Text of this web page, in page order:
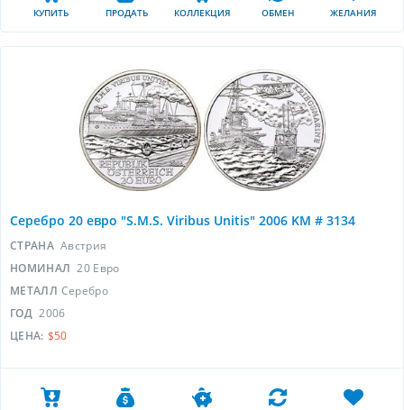
КУПИТЬ ПРОДАТЬ КОЛЛЕКЦИЯ ОБМЕН ЖЕЛАНИЯ
Серебро 20 евро "S.M.S. Viribus Unitis" 2006 KM # 3134
СТРАНА Австрия
НОМИНАЛ 20 Евро
МЕТАЛЛ Серебро
ГОД 2006
ЦЕНА: $50